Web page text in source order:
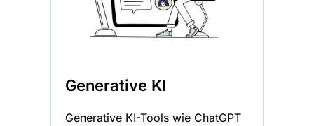
Generative KI
Generative KI-Tools wie ChatGPT